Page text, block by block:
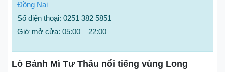
Đồng Nai
Số điện thoại: 0251 382 5851
Giờ mở cửa: 05:00 – 22:00
Lò Bánh Mì Tư Thâu nổi tiếng vùng Long